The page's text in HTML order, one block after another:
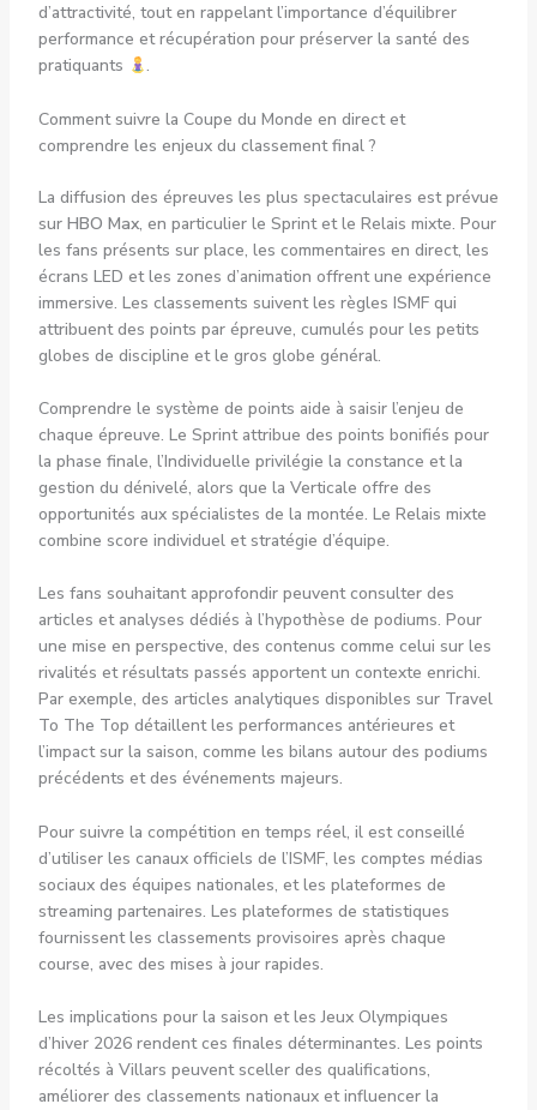
d’attractivité, tout en rappelant l’importance d’équilibrer
performance et récupération pour préserver la santé des
pratiquants
.
Comment suivre la Coupe du Monde en direct et
comprendre les enjeux du classement final ?
La diffusion des épreuves les plus spectaculaires est prévue
sur HBO Max, en particulier le Sprint et le Relais mixte. Pour
les fans présents sur place, les commentaires en direct, les
écrans LED et les zones d’animation offrent une expérience
immersive. Les classements suivent les règles ISMF qui
attribuent des points par épreuve, cumulés pour les petits
globes de discipline et le gros globe général.
Comprendre le système de points aide à saisir l’enjeu de
chaque épreuve. Le Sprint attribue des points bonifiés pour
la phase finale, l’Individuelle privilégie la constance et la
gestion du dénivelé, alors que la Verticale offre des
opportunités aux spécialistes de la montée. Le Relais mixte
combine score individuel et stratégie d’équipe.
Les fans souhaitant approfondir peuvent consulter des
articles et analyses dédiés à l’hypothèse de podiums. Pour
une mise en perspective, des contenus comme celui sur les
rivalités et résultats passés apportent un contexte enrichi.
Par exemple, des articles analytiques disponibles sur Travel
To The Top détaillent les performances antérieures et
l’impact sur la saison, comme les bilans autour des podiums
précédents et des événements majeurs.
Pour suivre la compétition en temps réel, il est conseillé
d’utiliser les canaux officiels de l’ISMF, les comptes médias
sociaux des équipes nationales, et les plateformes de
streaming partenaires. Les plateformes de statistiques
fournissent les classements provisoires après chaque
course, avec des mises à jour rapides.
Les implications pour la saison et les Jeux Olympiques
d’hiver 2026 rendent ces finales déterminantes. Les points
récoltés à Villars peuvent sceller des qualifications,
améliorer des classements nationaux et influencer la